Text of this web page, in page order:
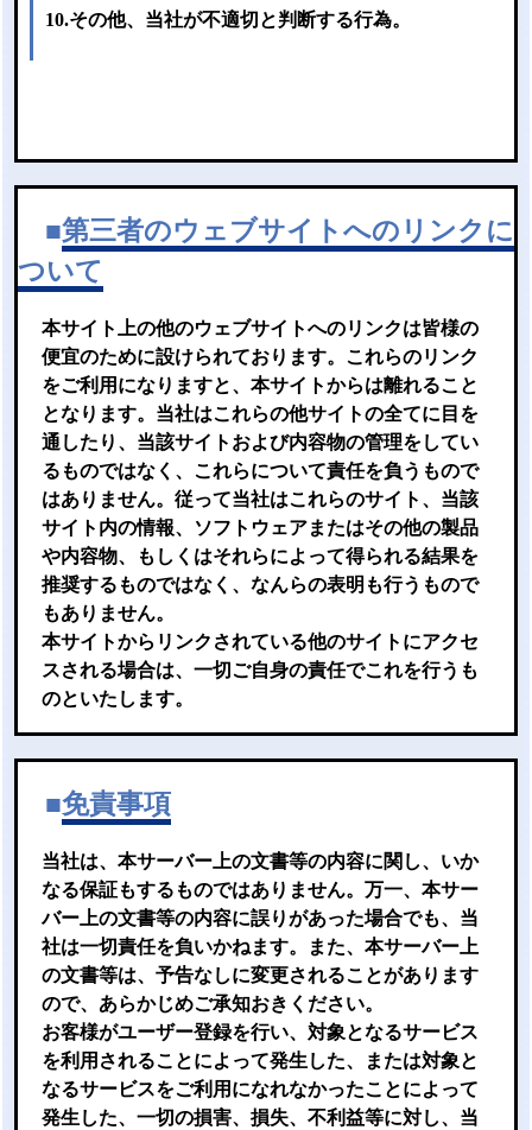
10.その他、当社が不適切と判断する行為。
■第三者のウェブサイトへのリンクに
ついて
本サイト上の他のウェブサイトへのリンクは皆様の
便宜のために設けられております。これらのリンク
をご利用になりますと、本サイトからは離れること
となります。当社はこれらの他サイトの全てに目を
通したり、当該サイトおよび内容物の管理をしてい
るものではなく、これらについて責任を負うもので
はありません。従って当社はこれらのサイト、当該
サイト内の情報、ソフトウェアまたはその他の製品
や内容物、もしくはそれらによって得られる結果を
推奨するものではなく、なんらの表明も行うもので
もありません。
本サイトからリンクされている他のサイトにアクセ
スされる場合は、一切ご自身の責任でこれを行うも
のといたします。
■免責事項
当社は、本サーバー上の文書等の内容に関し、いか
なる保証もするものではありません。万一、本サー
バー上の文書等の内容に誤りがあった場合でも、当
社は一切責任を負いかねます。また、本サーバー上
の文書等は、予告なしに変更されることがあります
ので、あらかじめご承知おきください。
お客様がユーザー登録を行い、対象となるサービス
を利用されることによって発生した、または対象と
なるサービスをご利用になれなかったことによって
発生した、一切の損害、損失、不利益等に対し、当